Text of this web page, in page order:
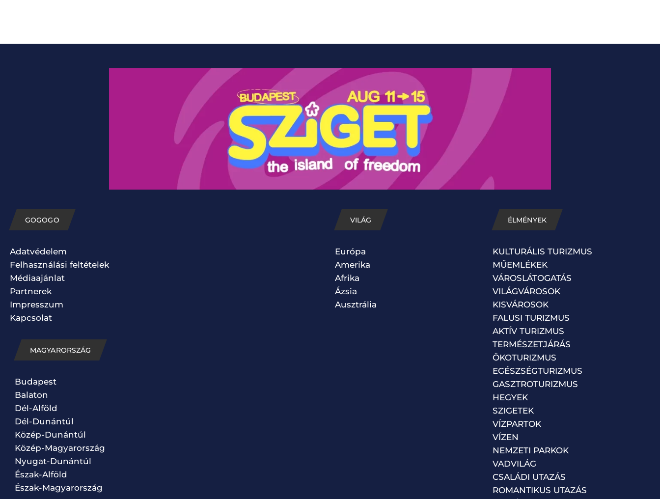
GOGOGO
Adatvédelem
Felhasználási feltételek
Médiaajánlat
Partnerek
Impresszum
Kapcsolat
MAGYARORSZÁG
Budapest
Balaton
Dél-Alföld
Dél-Dunántúl
Közép-Dunántúl
Közép-Magyarország
Nyugat-Dunántúl
Észak-Alföld
Észak-Magyarország
VILÁG
Európa
Amerika
Afrika
Ázsia
Ausztrália
ÉLMÉNYEK
KULTURÁLIS TURIZMUS
MŰEMLÉKEK
VÁROSLÁTOGATÁS
VILÁGVÁROSOK
KISVÁROSOK
FALUSI TURIZMUS
AKTÍV TURIZMUS
TERMÉSZETJÁRÁS
ÖKOTURIZMUS
EGÉSZSÉGTURIZMUS
GASZTROTURIZMUS
HEGYEK
SZIGETEK
VÍZPARTOK
VÍZEN
NEMZETI PARKOK
VADVILÁG
CSALÁDI UTAZÁS
ROMANTIKUS UTAZÁS